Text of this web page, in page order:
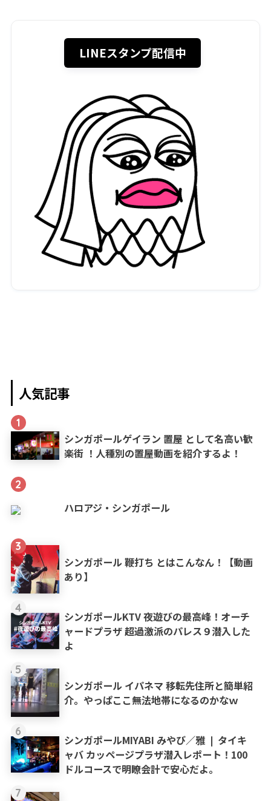
LINEスタンプ配信中
人気記事
1
シンガポールゲイラン 置屋 として名高い歓
楽街 ！人種別の置屋動画を紹介するよ！
2
ハロアジ・シンガポール
3
シンガポール 鞭打ち とはこんなん！【動画
あり】
4
シンガポールKTV 夜遊びの最高峰！オーチ
ャードプラザ 超過激派のパレス９潜入した
よ
5
シンガポール イパネマ 移転先住所と簡単紹
介。やっぱここ無法地帯になるのかなｗ
6
シンガポールMIYABI みやび／雅 ❘ タイキ
ャバ カッページプラザ潜入レポート！100
ドルコースで明瞭会計で安心だよ。
7